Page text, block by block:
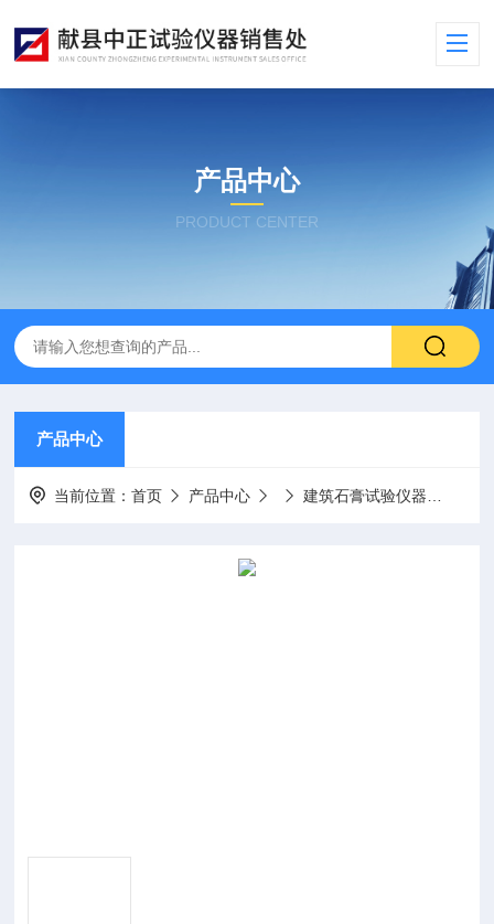
产品中心
PRODUCT CENTER
产品中心
当前位置：首页 产品中心 建筑石膏试验仪器